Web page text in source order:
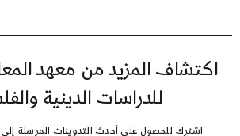
اكتشاف المزيد من معهد
للدراسات الدينية
اشترك للحصول على أحدث التدوينات المرسلة إلى